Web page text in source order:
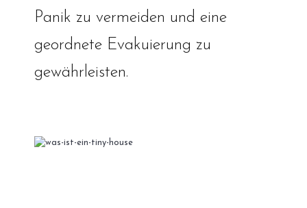
Panik zu vermeiden und eine
geordnete Evakuierung zu
gewährleisten.